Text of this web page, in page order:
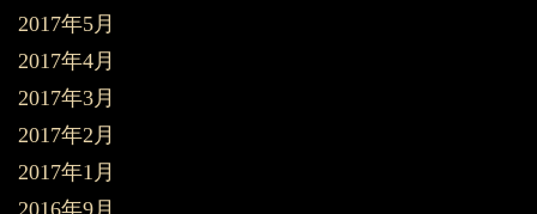
2017年5月
2017年4月
2017年3月
2017年2月
2017年1月
2016年9月